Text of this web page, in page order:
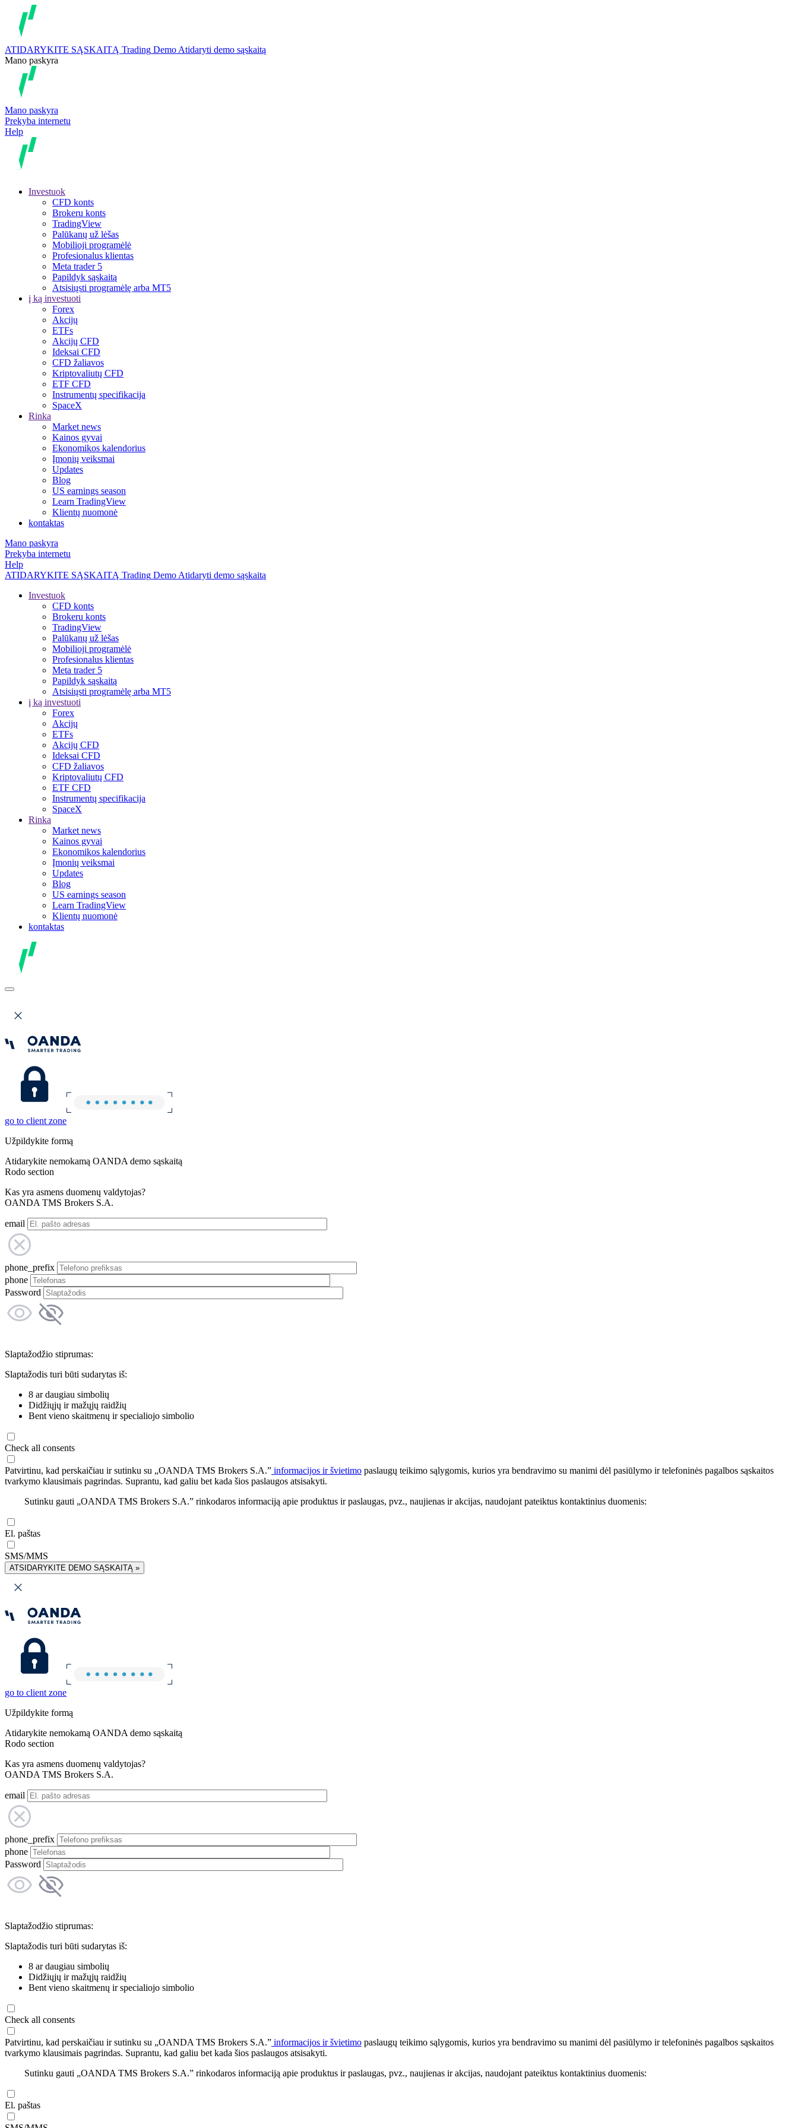
ATIDARYKITE SĄSKAITĄ Trading Demo Atidaryti demo sąskaitą
Mano paskyra
Mano paskyra
Prekyba internetu
Help
Investuok
CFD konts
Brokeru konts
TradingView
Palūkanų už lėšas
Mobilioji programėlė
Profesionalus klientas
Meta trader 5
Papildyk sąskaitą
Atsisiųsti programėlę arba MT5
į ką investuoti
Forex
Akcijų
ETFs
Akcijų CFD
Ideksai CFD
CFD žaliavos
Kriptovaliutų CFD
ETF CFD
Instrumentų specifikacija
SpaceX
Rinka
Market news
Kainos gyvai
Ekonomikos kalendorius
Įmonių veiksmai
Updates
Blog
US earnings season
Learn TradingView
Klientų nuomonė
kontaktas
Mano paskyra
Prekyba internetu
Help
ATIDARYKITE SĄSKAITĄ Trading Demo Atidaryti demo sąskaitą
Investuok
CFD konts
Brokeru konts
TradingView
Palūkanų už lėšas
Mobilioji programėlė
Profesionalus klientas
Meta trader 5
Papildyk sąskaitą
Atsisiųsti programėlę arba MT5
į ką investuoti
Forex
Akcijų
ETFs
Akcijų CFD
Ideksai CFD
CFD žaliavos
Kriptovaliutų CFD
ETF CFD
Instrumentų specifikacija
SpaceX
Rinka
Market news
Kainos gyvai
Ekonomikos kalendorius
Įmonių veiksmai
Updates
Blog
US earnings season
Learn TradingView
Klientų nuomonė
kontaktas
go to client zone
Užpildykite formą
Atidarykite nemokamą OANDA demo sąskaitą
Rodo section
Kas yra asmens duomenų valdytojas?
OANDA TMS Brokers S.A.
email
phone_prefix
phone
Password
Slaptažodžio stiprumas:
Slaptažodis turi būti sudarytas iš:
8 ar daugiau simbolių
Didžiųjų ir mažųjų raidžių
Bent vieno skaitmenų ir specialiojo simbolio
Check all consents
Patvirtinu, kad perskaičiau ir sutinku su „OANDA TMS Brokers S.A.” informacijos ir švietimo paslaugų teikimo sąlygomis, kurios yra bendravimo su manimi dėl pasiūlymo ir telefoninės pagalbos sąskaitos
tvarkymo klausimais pagrindas. Suprantu, kad galiu bet kada šios paslaugos atsisakyti.
Sutinku gauti „OANDA TMS Brokers S.A.” rinkodaros informaciją apie produktus ir paslaugas, pvz., naujienas ir akcijas, naudojant pateiktus kontaktinius duomenis:
El. paštas
SMS/MMS
ATSIDARYKITE DEMO SĄSKAITĄ »
go to client zone
Užpildykite formą
Atidarykite nemokamą OANDA demo sąskaitą
Rodo section
Kas yra asmens duomenų valdytojas?
OANDA TMS Brokers S.A.
email
phone_prefix
phone
Password
Slaptažodžio stiprumas:
Slaptažodis turi būti sudarytas iš:
8 ar daugiau simbolių
Didžiųjų ir mažųjų raidžių
Bent vieno skaitmenų ir specialiojo simbolio
Check all consents
Patvirtinu, kad perskaičiau ir sutinku su „OANDA TMS Brokers S.A.” informacijos ir švietimo paslaugų teikimo sąlygomis, kurios yra bendravimo su manimi dėl pasiūlymo ir telefoninės pagalbos sąskaitos
tvarkymo klausimais pagrindas. Suprantu, kad galiu bet kada šios paslaugos atsisakyti.
Sutinku gauti „OANDA TMS Brokers S.A.” rinkodaros informaciją apie produktus ir paslaugas, pvz., naujienas ir akcijas, naudojant pateiktus kontaktinius duomenis:
El. paštas